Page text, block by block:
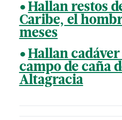
Hallan restos
Caribe, el
meses
Hallan
campo de caña
Altagracia